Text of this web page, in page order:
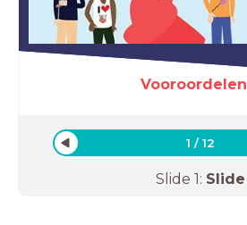
Vooroordelen
1 /12
Slide 1: Slide